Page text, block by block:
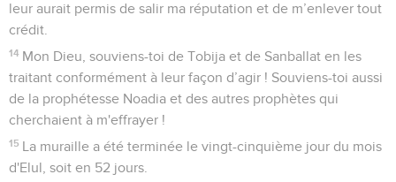
leur aurait permis de salir ma réputation et de m’enlever tout
crédit.
14 Mon Dieu, souviens-toi de Tobija et de Sanballat en les
traitant conformément à leur façon d’agir ! Souviens-toi aussi
de la prophétesse Noadia et des autres prophètes qui
cherchaient à m'effrayer !
15 La muraille a été terminée le vingt-cinquième jour du mois
d'Elul, soit en 52 jours.